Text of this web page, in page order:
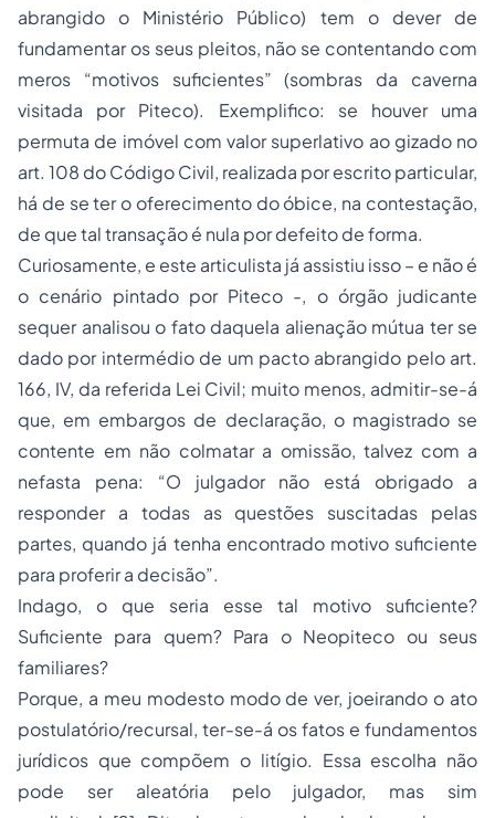
abrangido o Ministério Público) tem o dever de
fundamentar os seus pleitos, não se contentando com
meros “motivos suficientes” (sombras da caverna
visitada por Piteco). Exemplifico: se houver uma
permuta de imóvel com valor superlativo ao gizado no
art. 108 do Código Civil, realizada por escrito particular,
há de se ter o oferecimento do óbice, na contestação,
de que tal transação é nula por defeito de forma.
Curiosamente, e este articulista já assistiu isso – e não é
o cenário pintado por Piteco -, o órgão judicante
sequer analisou o fato daquela alienação mútua ter se
dado por intermédio de um pacto abrangido pelo art.
166, IV, da referida Lei Civil; muito menos, admitir-se-á
que, em embargos de declaração, o magistrado se
contente em não colmatar a omissão, talvez com a
nefasta pena: “O julgador não está obrigado a
responder a todas as questões suscitadas pelas
partes, quando já tenha encontrado motivo suficiente
para proferir a decisão”.
Indago, o que seria esse tal motivo suficiente?
Suficiente para quem? Para o Neopiteco ou seus
familiares?
Porque, a meu modesto modo de ver, joeirando o ato
postulatório/recursal, ter-se-á os fatos e fundamentos
jurídicos que compõem o litígio. Essa escolha não
pode ser aleatória pelo julgador, mas sim